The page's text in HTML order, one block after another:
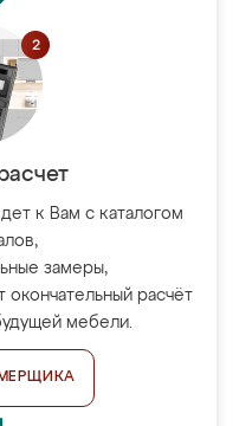
к Вам с каталогом
замеры,
окончательный расчёт
мебели.